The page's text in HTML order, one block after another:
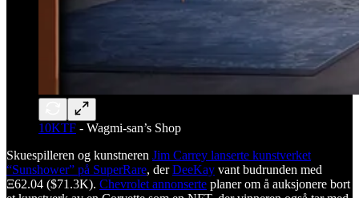
10KTF - Wagmi-san’s Shop
Skuespilleren og kunstneren Jim Carrey lanserte kunstverket
“Sunshower” på SuperRare, derDeeKay vant budrunden med
Ξ62.04 ($71.3K). Chevrolet annonserte planer om å auksjonere bort